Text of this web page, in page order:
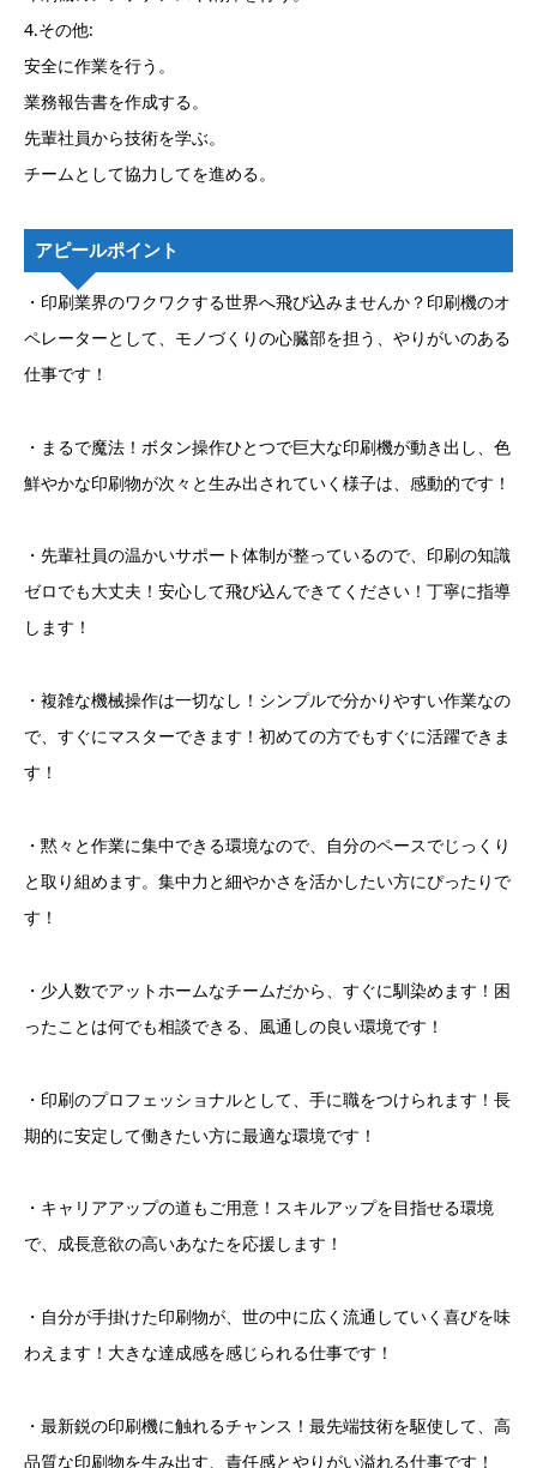
4.その他:
安全に作業を行う。
業務報告書を作成する。
先輩社員から技術を学ぶ。
チームとして協力してを進める。
アピールポイント
・印刷業界のワクワクする世界へ飛び込みませんか？印刷機のオ
ペレーターとして、モノづくりの心臓部を担う、やりがいのある
仕事です！
・まるで魔法！ボタン操作ひとつで巨大な印刷機が動き出し、色
鮮やかな印刷物が次々と生み出されていく様子は、感動的です！
・先輩社員の温かいサポート体制が整っているので、印刷の知識
ゼロでも大丈夫！安心して飛び込んできてください！丁寧に指導
します！
・複雑な機械操作は一切なし！シンプルで分かりやすい作業なの
で、すぐにマスターできます！初めての方でもすぐに活躍できま
す！
・黙々と作業に集中できる環境なので、自分のペースでじっくり
と取り組めます。集中力と細やかさを活かしたい方にぴったりで
す！
・少人数でアットホームなチームだから、すぐに馴染めます！困
ったことは何でも相談できる、風通しの良い環境です！
・印刷のプロフェッショナルとして、手に職をつけられます！長
期的に安定して働きたい方に最適な環境です！
・キャリアアップの道もご用意！スキルアップを目指せる環境
で、成長意欲の高いあなたを応援します！
・自分が手掛けた印刷物が、世の中に広く流通していく喜びを味
わえます！大きな達成感を感じられる仕事です！
・最新鋭の印刷機に触れるチャンス！最先端技術を駆使して、高
品質な印刷物を生み出す、責任感とやりがい溢れる仕事です！